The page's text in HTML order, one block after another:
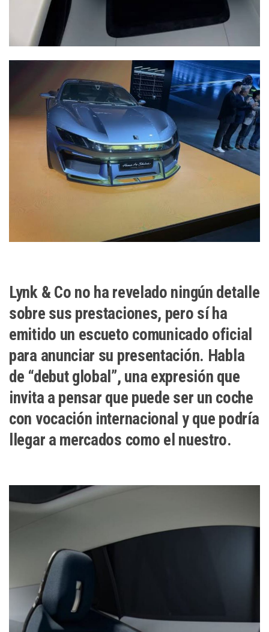
Lynk & Co no ha revelado ningún detalle
sobre sus prestaciones, pero sí ha
emitido un escueto comunicado oficial
para anunciar su presentación. Habla
de “debut global”, una expresión que
invita a pensar que puede ser un coche
con vocación internacional y que podría
llegar a mercados como el nuestro.